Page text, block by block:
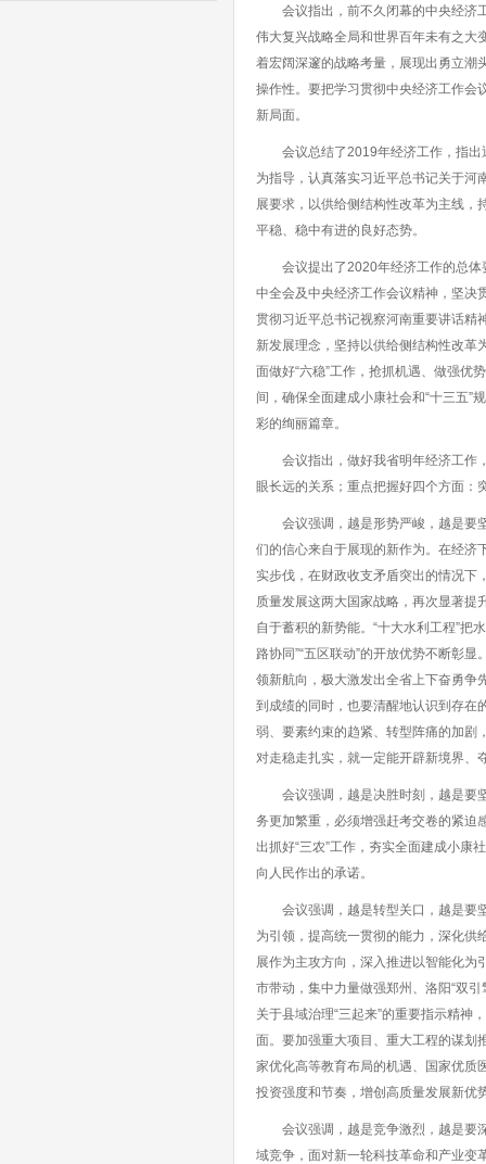
会议指出，前不久闭幕的中央经济工
伟大复兴战略全局和世界百年未有之大
着宏阔深邃的战略考量，展现出勇立潮
操作性。要把学习贯彻中央经济工作会
新局面。
会议总结了2019年经济工作，指出
为指导，认真落实习近平总书记关于河
展要求，以供给侧结构性改革为主线，
平稳、稳中有进的良好态势。
会议提出了2020年经济工作的总体
中全会及中央经济工作会议精神，坚决
贯彻习近平总书记视察河南重要讲话精
新发展理念，坚持以供给侧结构性改革
面做好“六稳”工作，抢抓机遇、做强优
间，确保全面建成小康社会和“十三五”
彩的绚丽篇章。
会议指出，做好我省明年经济工作，
眼长远的关系；重点把握好四个方面：
会议强调，越是形势严峻，越是要坚
们的信心来自于展现的新作为。在经济
实步伐，在财政收支矛盾突出的情况下
质量发展这两大国家战略，再次显著提
自于蓄积的新势能。“十大水利工程”把
路协同”“五区联动”的开放优势不断彰
领新航向，极大激发出全省上下奋勇争
到成绩的同时，也要清醒地认识到存在
弱、要素约束的趋紧、转型阵痛的加剧
对走稳走扎实，就一定能开辟新境界、
会议强调，越是决胜时刻，越是要坚
务更加繁重，必须增强赶考交卷的紧迫
出抓好“三农”工作，夯实全面建成小康
向人民作出的承诺。
会议强调，越是转型关口，越是要坚
为引领，提高统一贯彻的能力，深化供
展作为主攻方向，深入推进以智能化为
市带动，集中力量做强郑州、洛阳“双
关于县域治理“三起来”的重要指示精神
面。要加强重大项目、重大工程的谋划
家优化高等教育布局的机遇、国家优质
投资强度和节奏，增创高质量发展新优
会议强调，越是竞争激烈，越是要深
域竞争，面对新一轮科技革命和产业变